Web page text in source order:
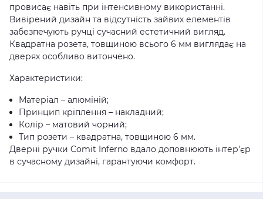
провисає навіть при інтенсивному використанні.
Вивірений дизайн та відсутність зайвих елементів
забезпечують ручці сучасний естетичний вигляд.
Квадратна розета, товщиною всього 6 мм виглядає на
дверях особливо витончено.
Характеристики:
Матеріал – алюміній;
Принцип кріплення – накладний;
Колір – матовий чорний;
Тип розети – квадратна, товщиною 6 мм.
Дверні ручки Comit Inferno вдало доповнюють інтер'єр
в сучасному дизайні, гарантуючи комфорт.